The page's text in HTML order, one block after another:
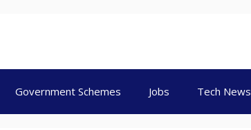
Government Schemes Jobs Tech News